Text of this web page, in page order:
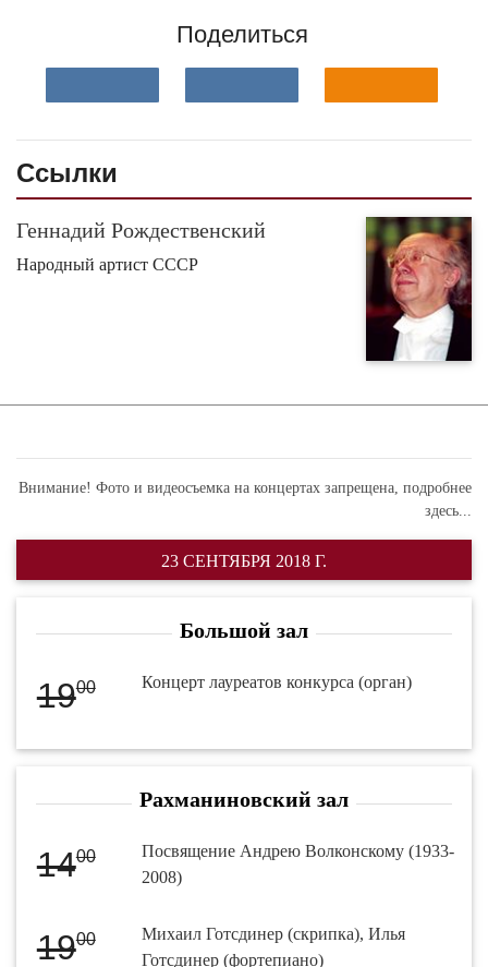
Поделиться
Ссылки
Геннадий Рождественский
Народный артист СССР
Внимание! Фото и видеосъемка на концертах запрещена, подробнее
здесь...
23 СЕНТЯБРЯ 2018 Г.
Большой зал
1900 Концерт лауреатов конкурса (орган)
Рахманиновский зал
1400
Посвящение Андрею Волконскому (1933-
2008)
1900
Михаил Готсдинер (скрипка), Илья
Готсдинер (фортепиано)